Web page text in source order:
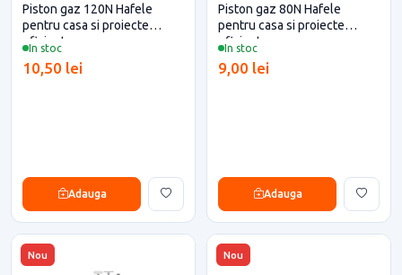
In stoc
Piston gaz 120N Hafele
pentru casa si proiecte
eficiente
10,50 lei
Adauga
In stoc
Piston gaz 80N Hafele
pentru casa si proiecte
eficiente
9,00 lei
Adauga
Nou Nou